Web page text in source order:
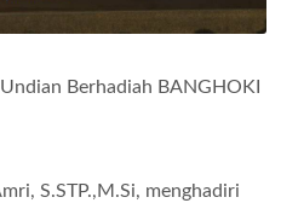
Berhadiah BANGHOKI
S.STP.,M.Si, menghadiri